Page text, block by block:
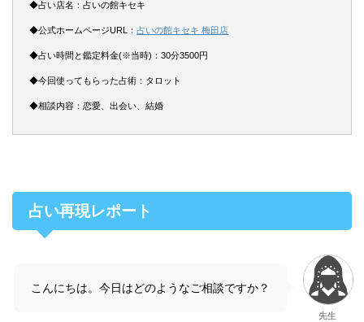
◆占い店名：占いの館キセキ
◆公式ホームページURL： 占いの館キセキ 梅田店
◆占い時間と鑑定料金(※当時)：30分3500円
◆今回使ってもらった占術：タロット
◆相談内容：恋愛、出会い、結婚
占い再現レポート
こんにちは。今日はどのようなご相談ですか？
先生